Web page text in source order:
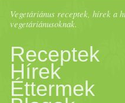
Vegetáriánus receptek, hírek a
vegetáriánusoknak.
Receptek
Hírek
Éttermek